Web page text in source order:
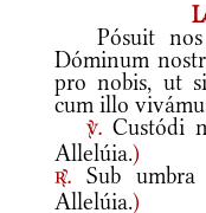
Pósuit nos
Dóminum
pro nobis, ut
cum illo
v.Custódi
Allelúia.)
r. Sub
Allelúia.)